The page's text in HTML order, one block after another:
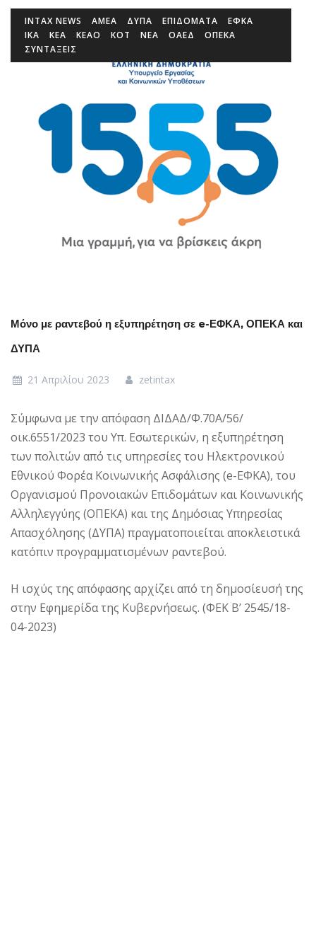
INTAX NEWS ΑΜΕΑ ΔΥΠΑ ΕΠΙΔΌΜΑΤΑ
ΕΦΚΑ
ΙΚΑ
ΚΕΑ ΚΕΑΟ ΚΟΤ ΝΕΑ ΟΑΕΔ
ΟΠΕΚΑ
ΣΥΝΤΑΞΕΙΣ
Μόνο με ραντεβού η εξυπηρέτηση σε e-ΕΦΚΑ, ΟΠΕΚΑ και
ΔΥΠΑ
21 Απριλίου 2023 zetintax
Σύμφωνα με την απόφαση ΔΙΔΑΔ/Φ.70Α/56/
οικ.6551/2023 του Υπ. Εσωτερικών, η εξυπηρέτηση
των πολιτών από τις υπηρεσίες του Ηλεκτρονικού
Εθνικού Φορέα Κοινωνικής Ασφάλισης (e-ΕΦΚΑ), του
Οργανισμού Προνοιακών Επιδομάτων και Κοινωνικής
Αλληλεγγύης (ΟΠΕΚΑ) και της Δημόσιας Υπηρεσίας
Απασχόλησης (ΔΥΠΑ) πραγματοποιείται αποκλειστικά
κατόπιν προγραμματισμένων ραντεβού.
Η ισχύς της απόφασης αρχίζει από τη δημοσίευσή της
στην Εφημερίδα της Κυβερνήσεως. (ΦΕΚ Β’ 2545/18-
04-2023)